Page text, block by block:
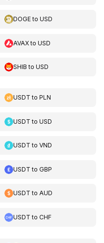
DOGEtoUSD
AVAXtoUSD
SHIB toUSD
USDT toPLN
USDT toUSD
USDT toVND
USDT toGBP
USDT toAUD
USDT toCHF